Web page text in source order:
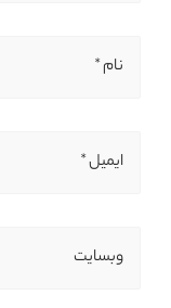
نام *
ایمیل *
وبسایت